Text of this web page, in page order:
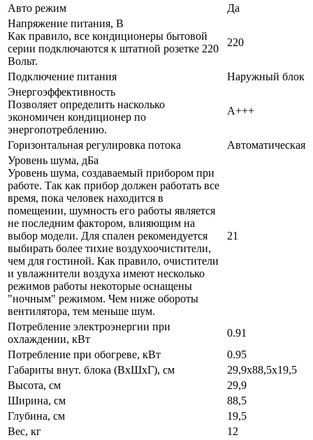
Авто режим
Да
Напряжение питания, В
Как правило, все кондиционеры бытовой
серии подключаются к штатной розетке 220
Вольт.
220
Подключение питания
Наружный блок
Энергоэффективность
Позволяет определить насколько
экономичен кондиционер по
энергопотреблению.
A+++
Горизонтальная регулировка потока
Автоматическая
Уровень шума, дБа
Уровень шума, создаваемый прибором при
работе. Так как прибор должен работать все
время, пока человек находится в
помещении, шумность его работы является
не последним фактором, влияющим на
выбор модели. Для спален рекомендуется
выбирать более тихие воздухоочистители,
чем для гостиной. Как правило, очистители
и увлажнители воздуха имеют несколько
режимов работы некоторые оснащены
"ночным" режимом. Чем ниже обороты
вентилятора, тем меньше шум.
21
Потребление электроэнергии при
охлаждении, кВт
0.91
Потребление при обогреве, кВт
0.95
Габариты внут. блока (ВхШхГ), см
29,9x88,5x19,5
Высота, см
29,9
Ширина, см
88,5
Глубина, см
19,5
Вес, кг
12